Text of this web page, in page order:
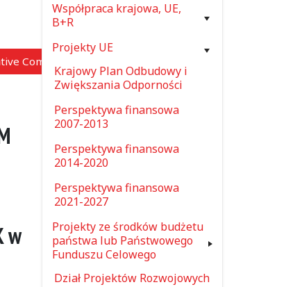
Commons”)
w
Współpraca krajowa, UE,
B+R
Projekty UE
Krajowy Plan Odbudowy i
Zwiększania Odporności
Perspektywa finansowa
2007-2013
Perspektywa finansowa
2014-2020
Perspektywa finansowa
2021-2027
Projekty ze środków budżetu
państwa lub Państwowego
Funduszu Celowego
Dział Projektów Rozwojowych